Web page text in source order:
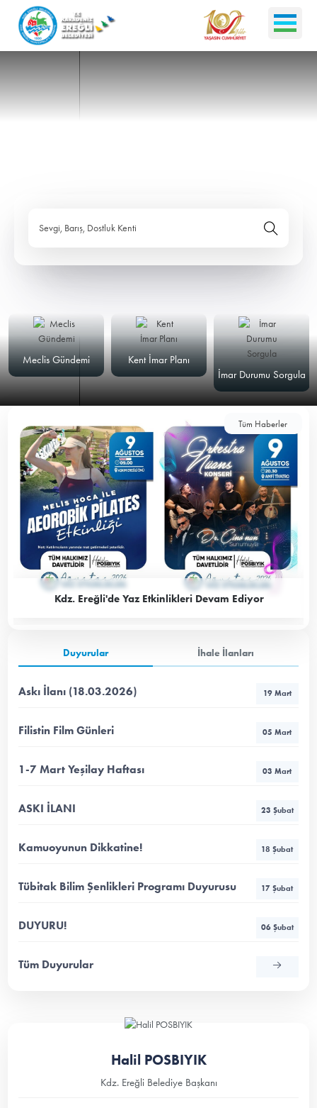
Sevgi, Barış, Dostluk Kenti
Meclis Gündemi
Kent İmar Planı
İmar Durumu Sorgula
Tüm Haberler
Kdz. Ereğli'de Yaz Etkinlikleri Devam Ediyor
Duyurular İhale İlanları
Askı İlanı (18.03.2026) 19 Mart
Filistin Film Günleri 05 Mart
1-7 Mart Yeşilay Haftası 03 Mart
ASKI İLANI 23 Şubat
Kamuoyunun Dikkatine! 18 Şubat
Tübitak Bilim Şenlikleri Programı Duyurusu 17 Şubat
DUYURU! 06 Şubat
Tüm Duyurular
Halil POSBIYIK
Kdz. Ereğli Belediye Başkanı